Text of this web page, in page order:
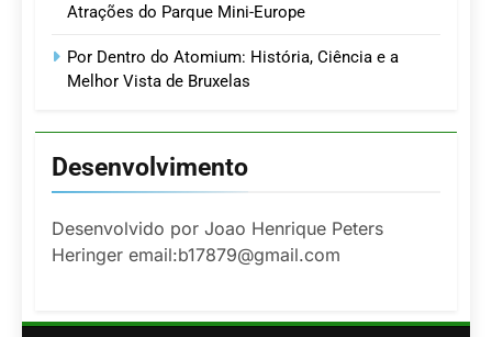
Atrações do Parque Mini-Europe
Por Dentro do Atomium: História, Ciência e a
Melhor Vista de Bruxelas
Desenvolvimento
Desenvolvido por Joao Henrique Peters
Heringer email:b17879@gmail.com